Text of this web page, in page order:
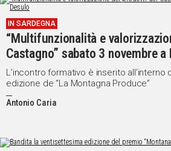
IN SARDEGNA
“Multifunzionalità e
Castagno” sabato 3 novembre a
L’incontro formativo è inserito
edizione de “La Montagna Produce”
Antonio Caria